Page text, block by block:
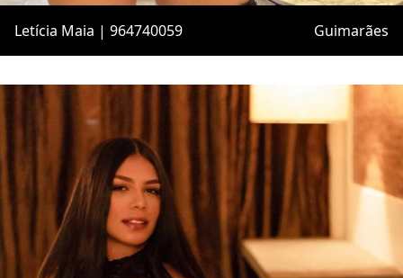
Letícia Maia | 964740059 Guimarães